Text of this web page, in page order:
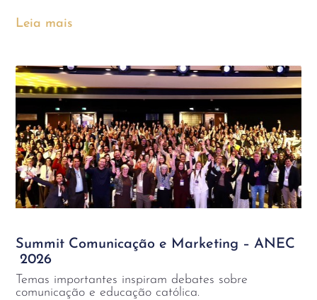
Leia mais
Summit Comunicação e Marketing – ANEC
2026
Temas importantes inspiram debates sobre
comunicação e educação católica.